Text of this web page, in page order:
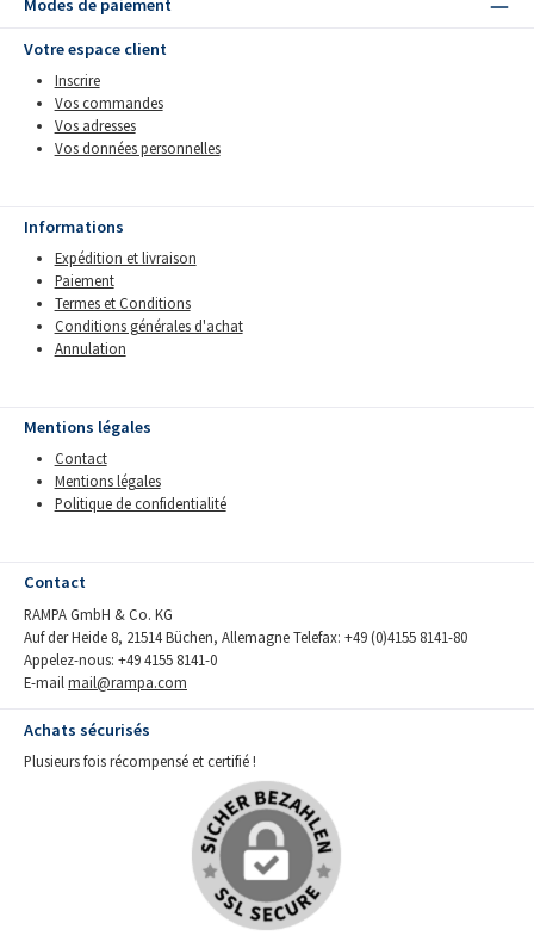
Modes de paiement
Votre espace client
Inscrire
Vos commandes
Vos adresses
Vos données personnelles
Informations
Expédition et livraison
Paiement
Termes et Conditions
Conditions générales d'achat
Annulation
Mentions légales
Contact
Mentions légales
Politique de confidentialité
Contact
RAMPA GmbH & Co. KG
Auf der Heide 8, 21514 Büchen, Allemagne Telefax: +49 (0)4155 8141-80
Appelez-nous: +49 4155 8141-0
E-mail mail@rampa.com
Achats sécurisés
Plusieurs fois récompensé et certifié !